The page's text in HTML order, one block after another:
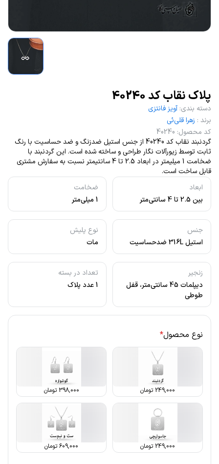
پلاک نقاب کد 40240
ابعاد
بین 2.5 تا 4 سانتی‌متر
ضخامت
1 میلی‌متر
جنس
استیل 316L ضدحساسیت
نوع پلیش
مات
زنجیر
دیپلمات 45 سانتی‌متر، قفل
طوطی
تعداد در بسته
1 عدد پلاک
دسته بندی: آویز فانتزی
برند : زهرا قلی‌ئی
کد محصول:
40240
گردنبند نقاب کد 40240 از جنس استیل ضدزنگ و ضد حساسیت با رنگ
ثابت توسط زیورآلات نگار طراحی و ساخته شده است. این گردنبند با
ضخامت 1 میلیمتر در ابعاد 2.5 تا 4 سانتیمتر نسبت به سفارش مشتری
قابل ساخت است.
نوع محصول*
249,000 تومان 398,000 تومان
249,000 تومان 609,000تومان